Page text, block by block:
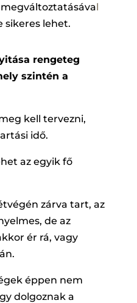
l
sikeres lehet.
rengeteg
szintén a
kell tervezni,
idő.
az egyik fő
zárva tart, az
de az
ér rá, vagy
éppen nem
dolgoznak a